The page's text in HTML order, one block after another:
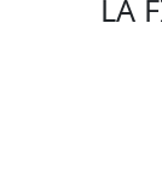
LA